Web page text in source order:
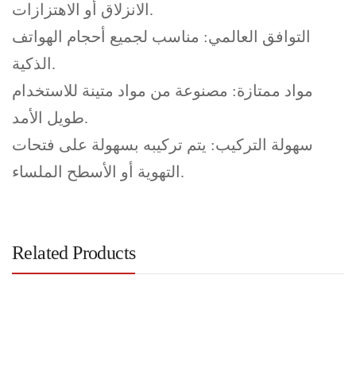
الانزلاق أو الاهتزازات.
التوافق العالمي: مناسب لجميع أحجام الهواتف
الذكية.
مواد ممتازة: مصنوعة من مواد متينة للاستخدام
طويل الأمد.
سهولة التركيب: يتم تركيبه بسهولة على فتحات
التهوية أو الأسطح الملساء.
Related Products